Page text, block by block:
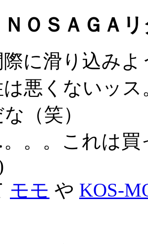
ＮＯＳＡＧＡ
に滑り込み
悪くないッ
（笑）
。。これは
モモ や KOS-